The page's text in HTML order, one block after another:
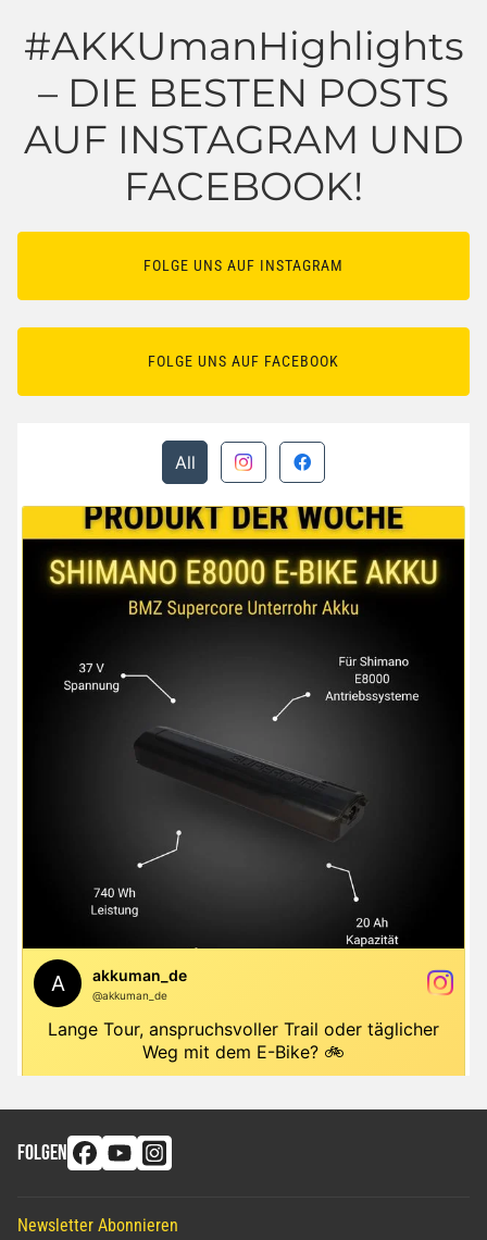
#AKKUmanHighlights
– DIE BESTEN POSTS
AUF INSTAGRAM UND
FACEBOOK!
FOLGE UNS AUF INSTAGRAM
FOLGE UNS AUF FACEBOOK
FOLGEN
Newsletter Abonnieren